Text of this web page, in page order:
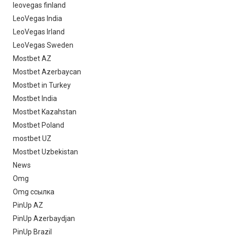
leovegas finland
LeoVegas India
LeoVegas Irland
LeoVegas Sweden
Mostbet AZ
Mostbet Azerbaycan
Mostbet in Turkey
Mostbet India
Mostbet Kazahstan
Mostbet Poland
mostbet UZ
Mostbet Uzbekistan
News
Omg
Omg ссылка
PinUp AZ
PinUp Azerbaydjan
PinUp Brazil